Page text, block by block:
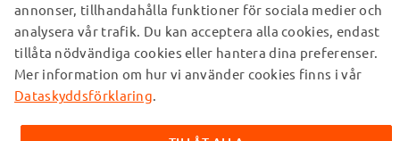
VÅRA FRAKTPARTNERS
© subtel.se 2026
Alla priser är inklusive moms och exklusive fraktkostnader.
varumärken tillhörande deras ägare och anges på våra
annonser, tillhandahålla funktioner för sociala medier och
analysera vår trafik. Du kan acceptera alla cookies, endast
tillåta nödvändiga cookies eller hantera dina preferenser.
Mer information om hur vi använder cookies finns i vår
Dataskyddsförklaring.